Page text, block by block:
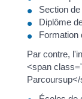
Section
Diplôme
Formation
Par contre,
<span